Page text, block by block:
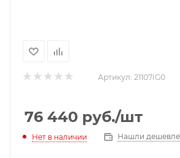
Артикул: 21107IG0
76 440 руб./шт
Нет в наличии Нашли